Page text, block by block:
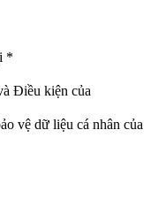
*
Điều kiện của
vệ dữ liệu cá nhân của